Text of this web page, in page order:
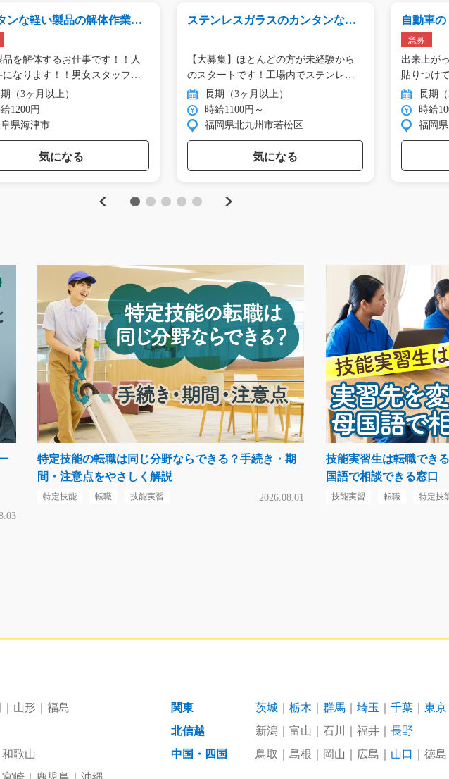
Previous
ンな軽い製品の解体作業で
品を解体するお仕事です！！人
になります！！男女スタッフ
（3ヶ月以上）
1200円
県海津市
気になる
ステンレスガラスのカンタンな組
【大募集】ほとんどの方が未経験から
のスタートです！工場内でステンレ
ス… 長期（3ヶ月以上）
時給1100円～
福岡県北九州市若松区
気になる
自動車
y08_00101
急募
出来上が
貼りつけ
で… 長期（
時給
福岡
Next
特定技能の転職は同じ分野ならできる？手続き・期
間・注意点をやさしく解説
特定技能 転職 技能実習 2026.08.01
技能実習生は転職でき
国語で相談できる窓口
技能実習 転職 特定技
山形 福島 関東 茨城 栃木 群馬 埼玉 千葉 東京
北信越 新潟 富山 石川 福井
長野
和歌山 中国・四国 鳥取 島根 岡山 広島 山口 徳島